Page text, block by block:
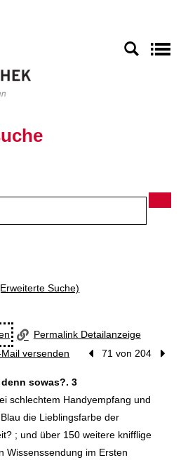
Suche)
Permalink Detailanzeige
versenden
Vorheriger Treffer
71 von 204
sowas?. 3
schlechtem Handyempfang und
die Lieblingsfarbe der
; und über 150 weitere knifflige
Wissenssendung im Ersten